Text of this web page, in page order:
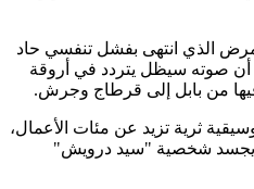
الذي انتهى بفشل تنفسي حاد
صوته سيظل يتردد في أروقة
من بابل إلى قرطاج وجرش.
ثرية تزيد عن مئات الأعمال،
شخصية "سيد درويش"